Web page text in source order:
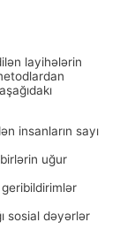
layihələrin
insanların sayı
uğur
sosial dəyərlər